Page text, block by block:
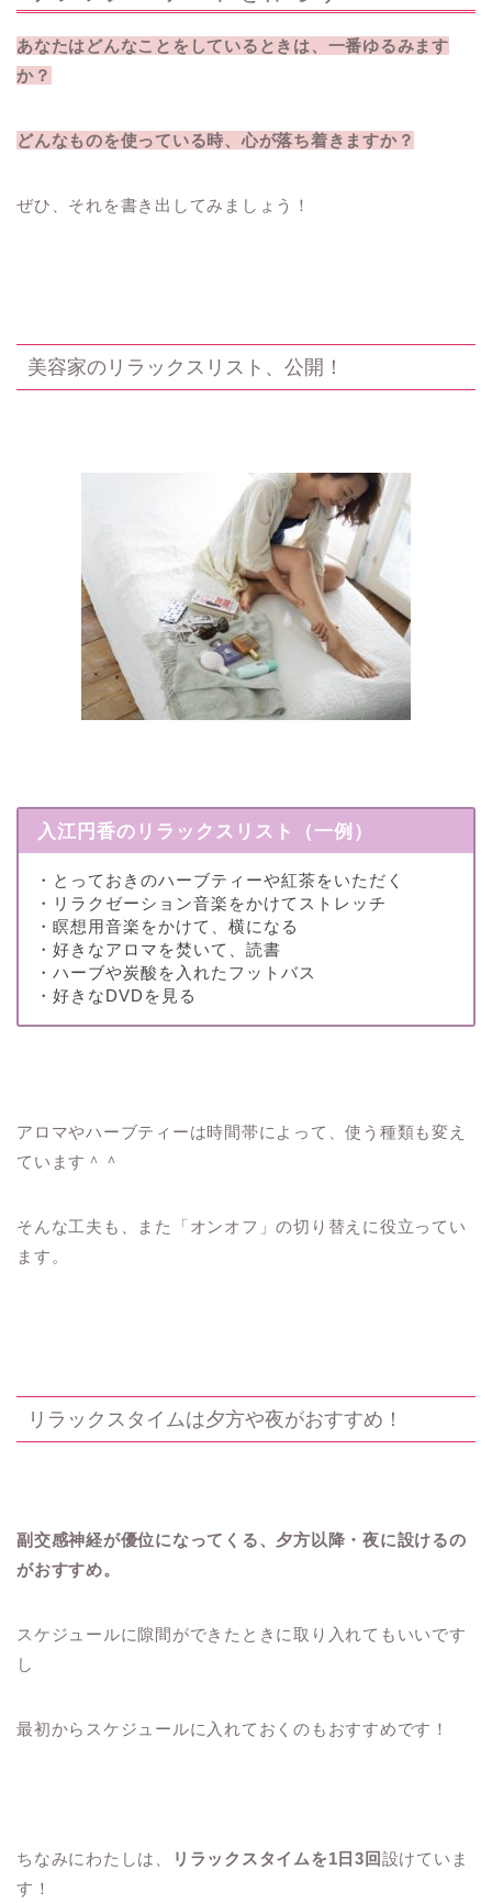
あなたはどんなことをしているときは、一番ゆるみます
か？
どんなものを使っている時、心が落ち着きますか？
ぜひ、それを書き出してみましょう！
美容家のリラックスリスト、公開！
入江円香のリラックスリスト（一例）
・とっておきのハーブティーや紅茶をいただく
・リラクゼーション音楽をかけてストレッチ
・瞑想用音楽をかけて、横になる
・好きなアロマを焚いて、読書
・ハーブや炭酸を入れたフットバス
・好きなDVDを見る
アロマやハーブティーは時間帯によって、使う種類も変え
ています＾＾
そんな工夫も、また「オンオフ」の切り替えに役立ってい
ます。
リラックスタイムは夕方や夜がおすすめ！
副交感神経が優位になってくる、夕方以降・夜に設けるの
がおすすめ。
スケジュールに隙間ができたときに取り入れてもいいです
し
最初からスケジュールに入れておくのもおすすめです！
ちなみにわたしは、 リラックスタイムを1日3回設けていま
す！